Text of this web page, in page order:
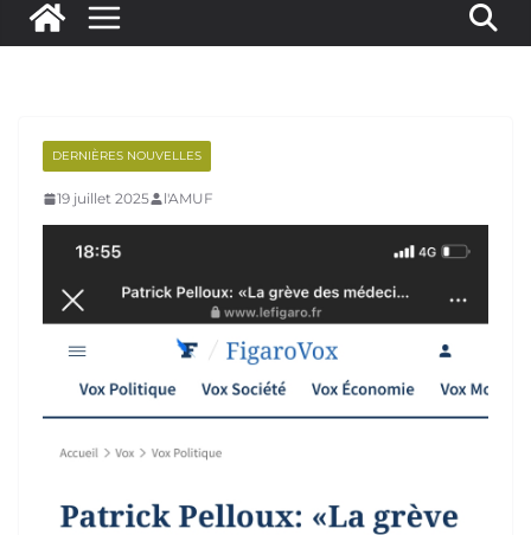
DERNIÈRES NOUVELLES
19 juillet 2025 l'AMUF